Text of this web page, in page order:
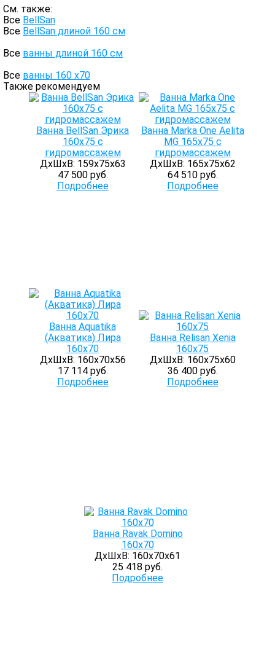
См. также:
Все BellSan
Все BellSan длиной 160 см
Все ванны длиной 160 см
Все ванны 160 х70
Также рекомендуем
Ванна BellSan Эрика
160x75 с
гидромассажем
ДхШхВ: 159х75х63
47 500 руб.
Подробнее
Ванна Marka One Aelita
MG 165x75 с
гидромассажем
ДхШхВ: 165х75х62
64 510 руб.
Подробнее
Ванна Aquatika
(Акватика) Лира
160х70
ДхШхВ: 160х70х56
17 114 руб.
Подробнее
Ванна Relisan Xenia
160x75
ДхШхВ: 160х75х60
36 400 руб.
Подробнее
Ванна Ravak Domino
160x70
ДхШхВ: 160х70х61
25 418 руб.
Подробнее